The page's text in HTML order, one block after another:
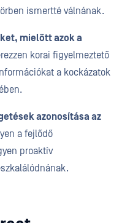
ismertté válnának.
mielőtt azok a
korai figyelmeztető
a kockázatok
azonosítása az
a fejlődő
proaktív